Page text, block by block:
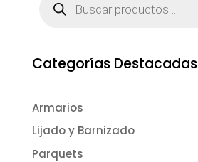
productos
Categorías Destacadas
Armarios
Lijado y Barnizado
Parquets